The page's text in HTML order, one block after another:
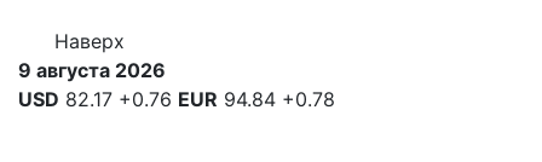
Наверх
9 августа 2026
USD 82.17 +0.76 EUR 94.84 +0.78